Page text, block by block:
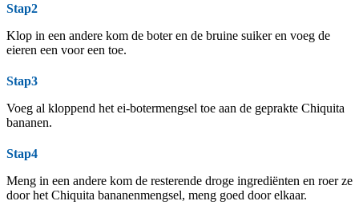
Stap2
Klop in een andere kom de boter en de bruine suiker en voeg de
eieren een voor een toe.
Stap3
Voeg al kloppend het ei-botermengsel toe aan de geprakte Chiquita
bananen.
Stap4
Meng in een andere kom de resterende droge ingrediënten en roer ze
door het Chiquita bananenmengsel, meng goed door elkaar.